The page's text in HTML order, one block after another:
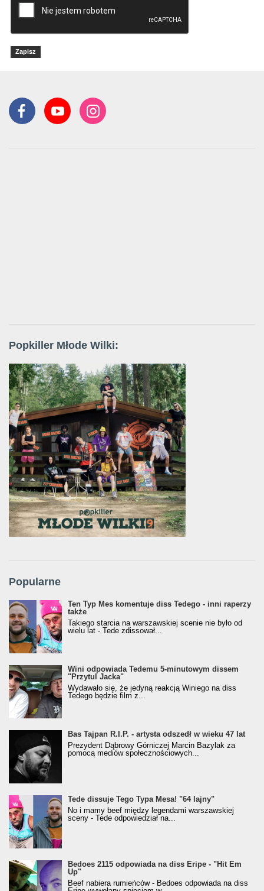
Popkiller Młode Wilki:
Popularne
Ten Typ Mes komentuje diss Tedego - inni raperzy
także
Takiego starcia na warszawskiej scenie nie było od
wielu lat - Tede zdissował...
Wini odpowiada Tedemu 5-minutowym dissem
"Przytul Jacka"
Wydawało się, że jedyną reakcją Winiego na diss
Tedego będzie film z...
Bas Tajpan R.I.P. - artysta odszedł w wieku 47 lat
Prezydent Dąbrowy Górniczej Marcin Bazylak za
pomocą mediów społecznościowych...
Tede dissuje Tego Typa Mesa! "64 lajny"
No i mamy beef między legendami warszawskiej
sceny - Tede odpowiedział na...
Bedoes 2115 odpowiada na diss Eripe - "Hit Em
Up"
Beef nabiera rumieńców - Bedoes odpowiada na diss